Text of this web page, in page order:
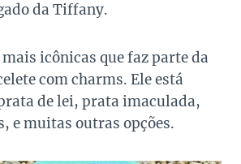
da Tiffany.
icônicas que faz parte da
com charms. Ele está
de lei, prata imaculada,
e muitas outras opções.